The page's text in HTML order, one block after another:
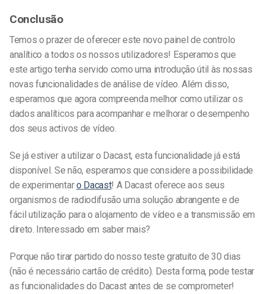
Conclusão
Temos o prazer de oferecer este novo painel de controlo
analítico a todos os nossos utilizadores! Esperamos que
este artigo tenha servido como uma introdução útil às nossas
novas funcionalidades de análise de vídeo. Além disso,
esperamos que agora compreenda melhor como utilizar os
dados analíticos para acompanhar e melhorar o desempenho
dos seus activos de vídeo.
Se já estiver a utilizar o Dacast, esta funcionalidade já está
disponível. Se não, esperamos que considere a possibilidade
de experimentaro Dacast! A Dacast oferece aos seus
organismos de radiodifusão uma solução abrangente e de
fácil utilização para o alojamento de vídeo e a transmissão em
direto. Interessado em saber mais?
Porque não tirar partido do nosso teste gratuito de 30 dias
(não é necessário cartão de crédito). Desta forma, pode testar
as funcionalidades do Dacast antes de se comprometer!